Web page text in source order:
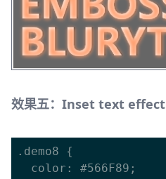
效果五：Inset text effect
.demo8 {